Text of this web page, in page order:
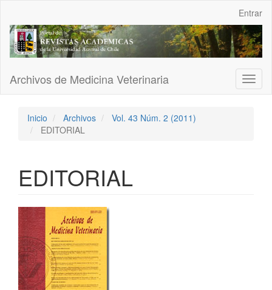
Contenido
principal
Barra
Entrar
Archivos de Medicina Veterinaria
Inicio Archivos
Vol. 43 Núm. 2 (2011)
EDITORIAL
EDITORIAL
Barra
lateral
del
artículo